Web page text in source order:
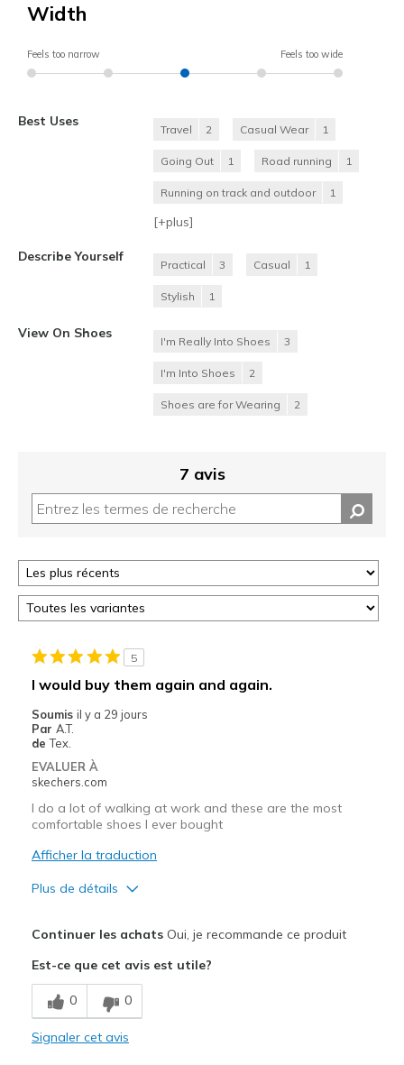
Width
Feels too narrow Feels too wide
Best Uses
Travel 2 Casual Wear 1
Going Out 1 Road running 1
Running on track and outdoor 1
[+plus]
Describe Yourself
Practical 3 Casual 1
Stylish 1
View On Shoes
I'm Really Into Shoes 3
I'm Into Shoes 2
Shoes are for Wearing 2
7 avis
5
I would buy them again and again.
Soumis il y a 29 jours
Par A.T.
de Tex.
EVALUER À
skechers.com
I do a lot of walking at work and these are the most
comfortable shoes I ever bought
Afficher la traduction
Plus de détails
Width
Sizing
View On Shoes
Continuer les achatsOui, je recommande ce produit
Est-ce que cet avis est utile?
0 0
Signaler cet avis